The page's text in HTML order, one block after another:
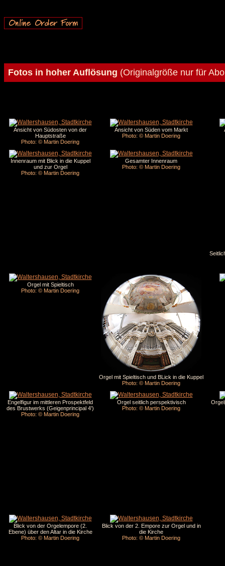
Fotos in hoher Auflösung (Originalgröße nur für
Ansicht von Südosten von der
Hauptstraße
Photo: © Martin Doering
Ansicht von Süden vom Markt
Photo: © Martin Doering
Innenraum mit Blick in die Kuppel
und zur Orgel
Photo: © Martin Doering
Gesamter Innenraum
Photo: © Martin Doering
Orgel mit Spieltisch
Photo: © Martin Doering
Orgel mit Spieltisch und BLick in die Kuppel
Photo: © Martin Doering
Engelfigur im mittleren Prospektfeld
des Brustwerks (Geigenprincipal 4')
Photo: © Martin Doering
Orgel seitlich perspektivisch
Photo: © Martin Doering
Blick von der Orgelempore (2.
Ebene) über den Altar in die Kirche
Photo: © Martin Doering
Blick von der 2. Empore zur Orgel und in
die Kirche
Photo: © Martin Doering